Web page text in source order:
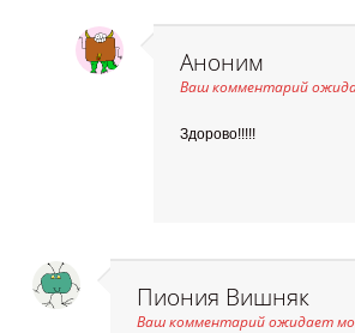
Аноним
Ваш комментарий
Здорово!!!!!
Пиония Вишняк
Ваш комментарий ожидает